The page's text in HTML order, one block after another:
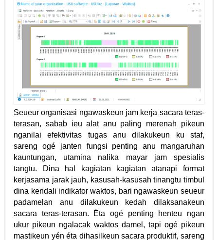
Seueur organisasi ngawaskeun jam kerja sacara teras-
terasan, sabab ieu alat anu paling merenah pikeun
nganilai efektivitas tugas anu dilakukeun ku staf,
sareng ogé janten fungsi penting anu mangaruhan
kauntungan, utamina nalika mayar jam spesialis
tangtu. Dina hal kagiatan kagiatan atanapi format
kerjasama jarak jauh, kasusah-kasusah tinangtu timbul
dina kendali indikator waktos, bari ngawaskeun seueur
padamelan anu dilakukeun kedah dilaksanakeun
sacara teras-terasan. Éta ogé penting henteu ngan
ukur pikeun ngalacak waktos damel, tapi ogé pikeun
mastikeun yén éta dihasilkeun sacara produktif, sareng